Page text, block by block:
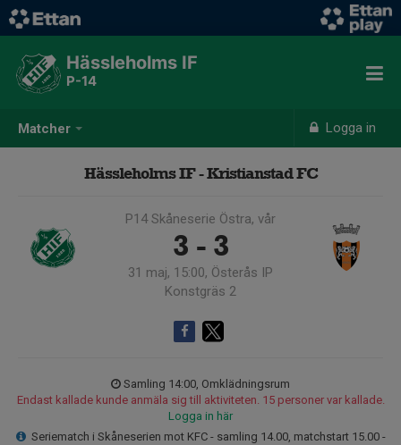
Matcher Logga in
Hässleholms IF
P-14
Hässleholms IF - Kristianstad FC
P14 Skåneserie Östra, vår
3 - 3
31 maj, 15:00, Österås IP
Konstgräs 2
Samling 14:00, Omklädningsrum
Endast kallade kunde anmäla sig till aktiviteten. 15 personer var kallade.
Logga in här
Seriematch i Skåneserien mot KFC - samling 14.00, matchstart 15.00 -